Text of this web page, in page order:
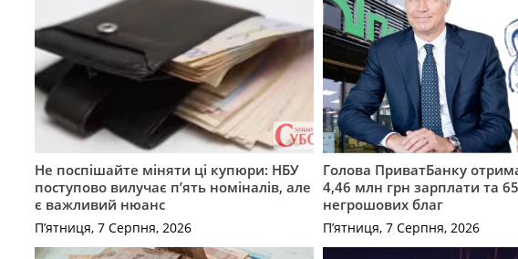
Не поспішайте міняти ці купюри: НБУ
поступово вилучає п’ять номіналів, але
є важливий нюанс
П’ятниця, 7 Серпня, 2026
Голова ПриватБанку
4,46 млн грн зарплати та
негрошових благ
П’ятниця, 7 Серпня, 2026